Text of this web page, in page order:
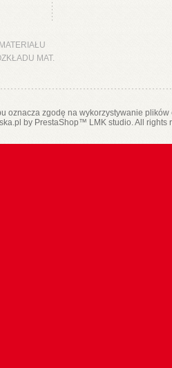
MAT.
oznacza zgodę na wykorzystywanie
by PrestaShop™ LMK studio. All rights